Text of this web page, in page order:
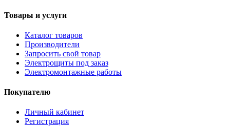
Товары и услуги
Каталог товаров
Производители
Запросить свой товар
Электрощиты под заказ
Электромонтажные работы
Покупателю
Личный кабинет
Регистрация